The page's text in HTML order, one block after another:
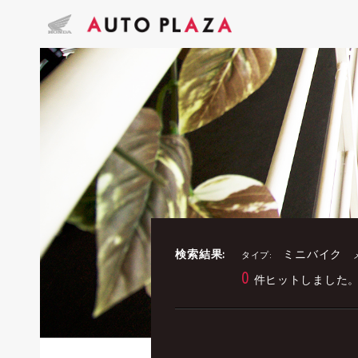
検索結果: タイプ: ミニバイク
0 件ヒットしました。